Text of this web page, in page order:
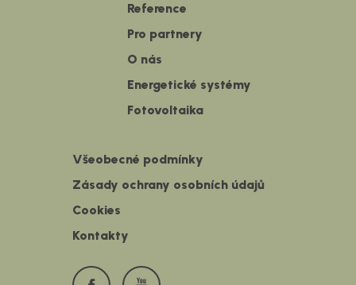
Reference
Pro partnery
O nás
Energetické systémy
Fotovoltaika
Všeobecné podmínky
Zásady ochrany osobních údajů
Cookies
Kontakty